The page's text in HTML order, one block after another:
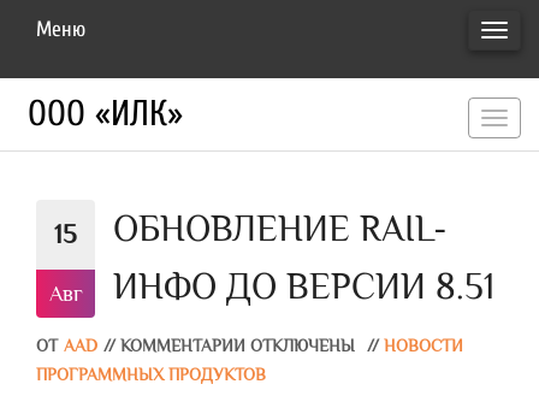
Меню
ООО «ИЛК»
15
Авг
ОБНОВЛЕНИЕ RAIL-
ИНФО ДО ВЕРСИИ 8.51
ОТ AAD // КОММЕНТАРИИ ОТКЛЮЧЕНЫ // НОВОСТИ
ПРОГРАММНЫХ ПРОДУКТОВ